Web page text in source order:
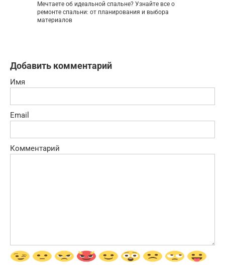
Мечтаете об идеальной спальне? Узнайте все о
ремонте спальни: от планирования и выбора
материалов
Добавить комментарий
Имя
Email
Комментарий